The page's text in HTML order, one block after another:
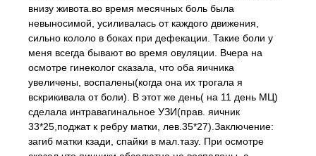
внизу живота.во время месячных боль была
невыносимой, усиливалась от каждого движения,
сильно кололо в боках при дефекации. Такие боли у
меня всегда бывают во время овуляции. Вчера на
осмотре гинеколог сказала, что оба яичника
увеличены, воспалены(когда она их трогала я
вскрикивала от боли). В этот же день( на 11 день МЦ)
сделала интравагинальное УЗИ(прав. яичник
33*25,поджат к ребру матки, лев.35*27).Заключение:
загиб матки кзади, спайки в мал.тазу. При осмотре